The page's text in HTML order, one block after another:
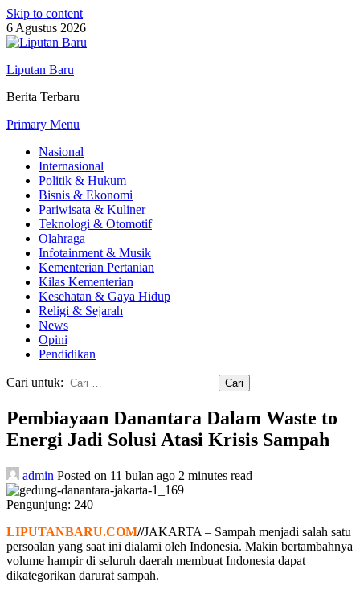
Skip to content
6 Agustus 2026
Liputan Baru
Berita Terbaru
Primary Menu
Nasional
Internasional
Politik & Hukum
Bisnis & Ekonomi
Pariwisata & Kuliner
Teknologi & Otomotif
Olahraga
Infotainment & Musik
Kementerian Pertanian
Kilas Kementerian
Kesehatan & Gaya Hidup
Religi & Sejarah
News
Opini
Pendidikan
Cari untuk:
Pembiayaan Danantara Dalam Waste to
Energi Jadi Solusi Atasi Krisis Sampah
admin Posted on 11 bulan ago 2 minutes read
Pengunjung: 240
LIPUTANBARU.COM//JAKARTA – Sampah menjadi salah satu
persoalan yang saat ini dialami oleh Indonesia. Makin bertambahnya
volume hampir di seluruh daerah membuat Indonesia dapat
dikategorikan darurat sampah.